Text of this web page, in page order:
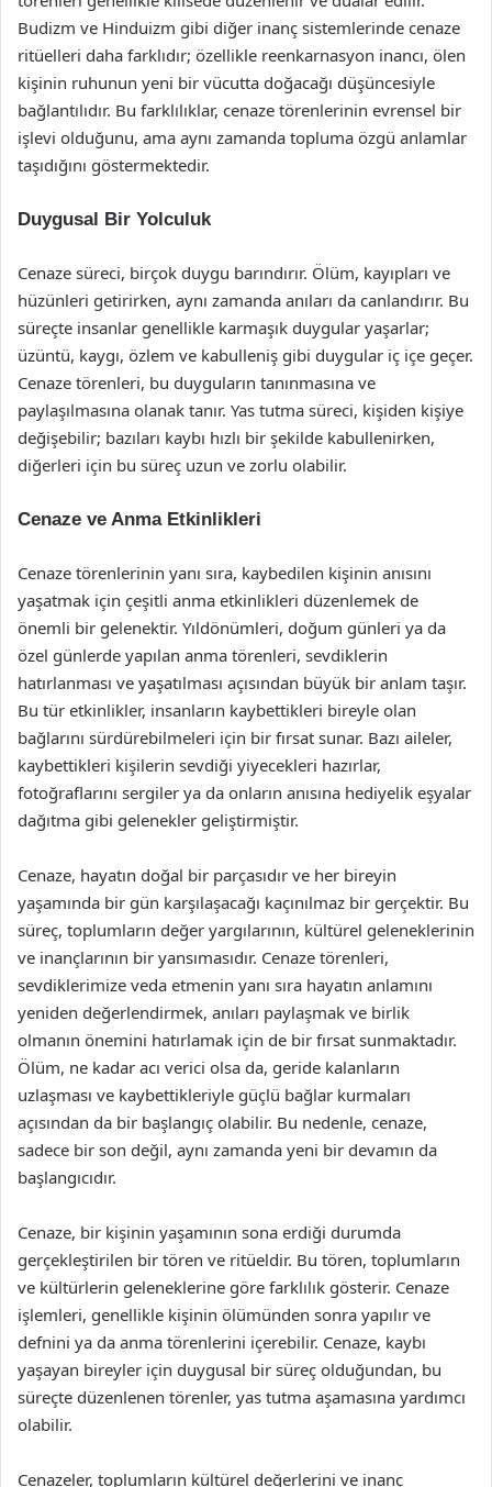
Budizm ve Hinduizm gibi diğer inanç sistemlerinde cenaze
ritüelleri daha farklıdır; özellikle reenkarnasyon inancı, ölen
kişinin ruhunun yeni bir vücutta doğacağı düşüncesiyle
bağlantılıdır. Bu farklılıklar, cenaze törenlerinin evrensel bir
işlevi olduğunu, ama aynı zamanda topluma özgü anlamlar
taşıdığını göstermektedir.
Duygusal Bir Yolculuk
Cenaze süreci, birçok duygu barındırır. Ölüm, kayıpları ve
hüzünleri getirirken, aynı zamanda anıları da canlandırır. Bu
süreçte insanlar genellikle karmaşık duygular yaşarlar;
üzüntü, kaygı, özlem ve kabulleniş gibi duygular iç içe geçer.
Cenaze törenleri, bu duyguların tanınmasına ve
paylaşılmasına olanak tanır. Yas tutma süreci, kişiden kişiye
değişebilir; bazıları kaybı hızlı bir şekilde kabullenirken,
diğerleri için bu süreç uzun ve zorlu olabilir.
Cenaze ve Anma Etkinlikleri
Cenaze törenlerinin yanı sıra, kaybedilen kişinin anısını
yaşatmak için çeşitli anma etkinlikleri düzenlemek de
önemli bir gelenektir. Yıldönümleri, doğum günleri ya da
özel günlerde yapılan anma törenleri, sevdiklerin
hatırlanması ve yaşatılması açısından büyük bir anlam taşır.
Bu tür etkinlikler, insanların kaybettikleri bireyle olan
bağlarını sürdürebilmeleri için bir fırsat sunar. Bazı aileler,
kaybettikleri kişilerin sevdiği yiyecekleri hazırlar,
fotoğraflarını sergiler ya da onların anısına hediyelik eşyalar
dağıtma gibi gelenekler geliştirmiştir.
Cenaze, hayatın doğal bir parçasıdır ve her bireyin
yaşamında bir gün karşılaşacağı kaçınılmaz bir gerçektir. Bu
süreç, toplumların değer yargılarının, kültürel geleneklerinin
ve inançlarının bir yansımasıdır. Cenaze törenleri,
sevdiklerimize veda etmenin yanı sıra hayatın anlamını
yeniden değerlendirmek, anıları paylaşmak ve birlik
olmanın önemini hatırlamak için de bir fırsat sunmaktadır.
Ölüm, ne kadar acı verici olsa da, geride kalanların
uzlaşması ve kaybettikleriyle güçlü bağlar kurmaları
açısından da bir başlangıç olabilir. Bu nedenle, cenaze,
sadece bir son değil, aynı zamanda yeni bir devamın da
başlangıcıdır.
Cenaze, bir kişinin yaşamının sona erdiği durumda
gerçekleştirilen bir tören ve ritüeldir. Bu tören, toplumların
ve kültürlerin geleneklerine göre farklılık gösterir. Cenaze
işlemleri, genellikle kişinin ölümünden sonra yapılır ve
defnini ya da anma törenlerini içerebilir. Cenaze, kaybı
yaşayan bireyler için duygusal bir süreç olduğundan, bu
süreçte düzenlenen törenler, yas tutma aşamasına yardımcı
olabilir.
Cenazeler, toplumların kültürel değerlerini ve inanç